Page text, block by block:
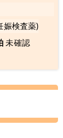
娠検査薬)
未確認